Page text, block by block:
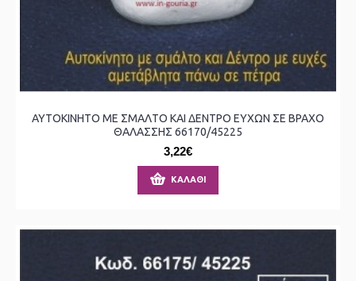
ΑΥΤΟΚΙΝΗΤΟ ΜΕ ΣΜΑΛΤΟ ΚΑΙ ΔΕΝΤΡΟ ΕΥΧΩΝ ΣΕ ΒΡΑΧΟ
ΘΑΛΑΣΣΗΣ 66170/45225
3,22€
ΚΑΛΆΘΙ